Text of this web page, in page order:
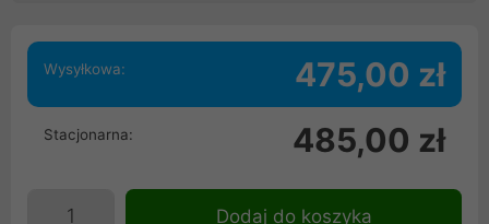
Wysyłkowa: 475,00 zł
Stacjonarna: 485,00 zł
Dodaj do koszyka